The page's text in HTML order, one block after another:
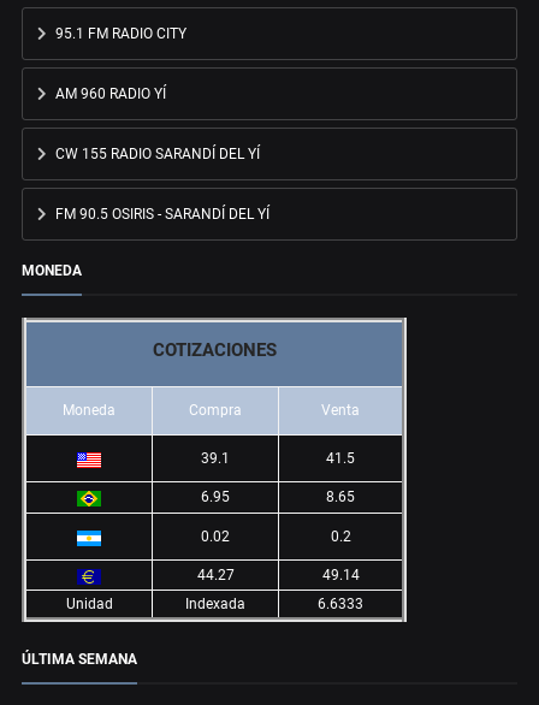
95.1 FM RADIO CITY
AM 960 RADIO YÍ
CW 155 RADIO SARANDÍ DEL YÍ
FM 90.5 OSIRIS - SARANDÍ DEL YÍ
MONEDA
COTIZACIONES
Moneda Compra Venta
39.1 41.5
6.95 8.65
0.02 0.2
44.27
49.14
Unidad
Indexada 6.6333
ÚLTIMA SEMANA